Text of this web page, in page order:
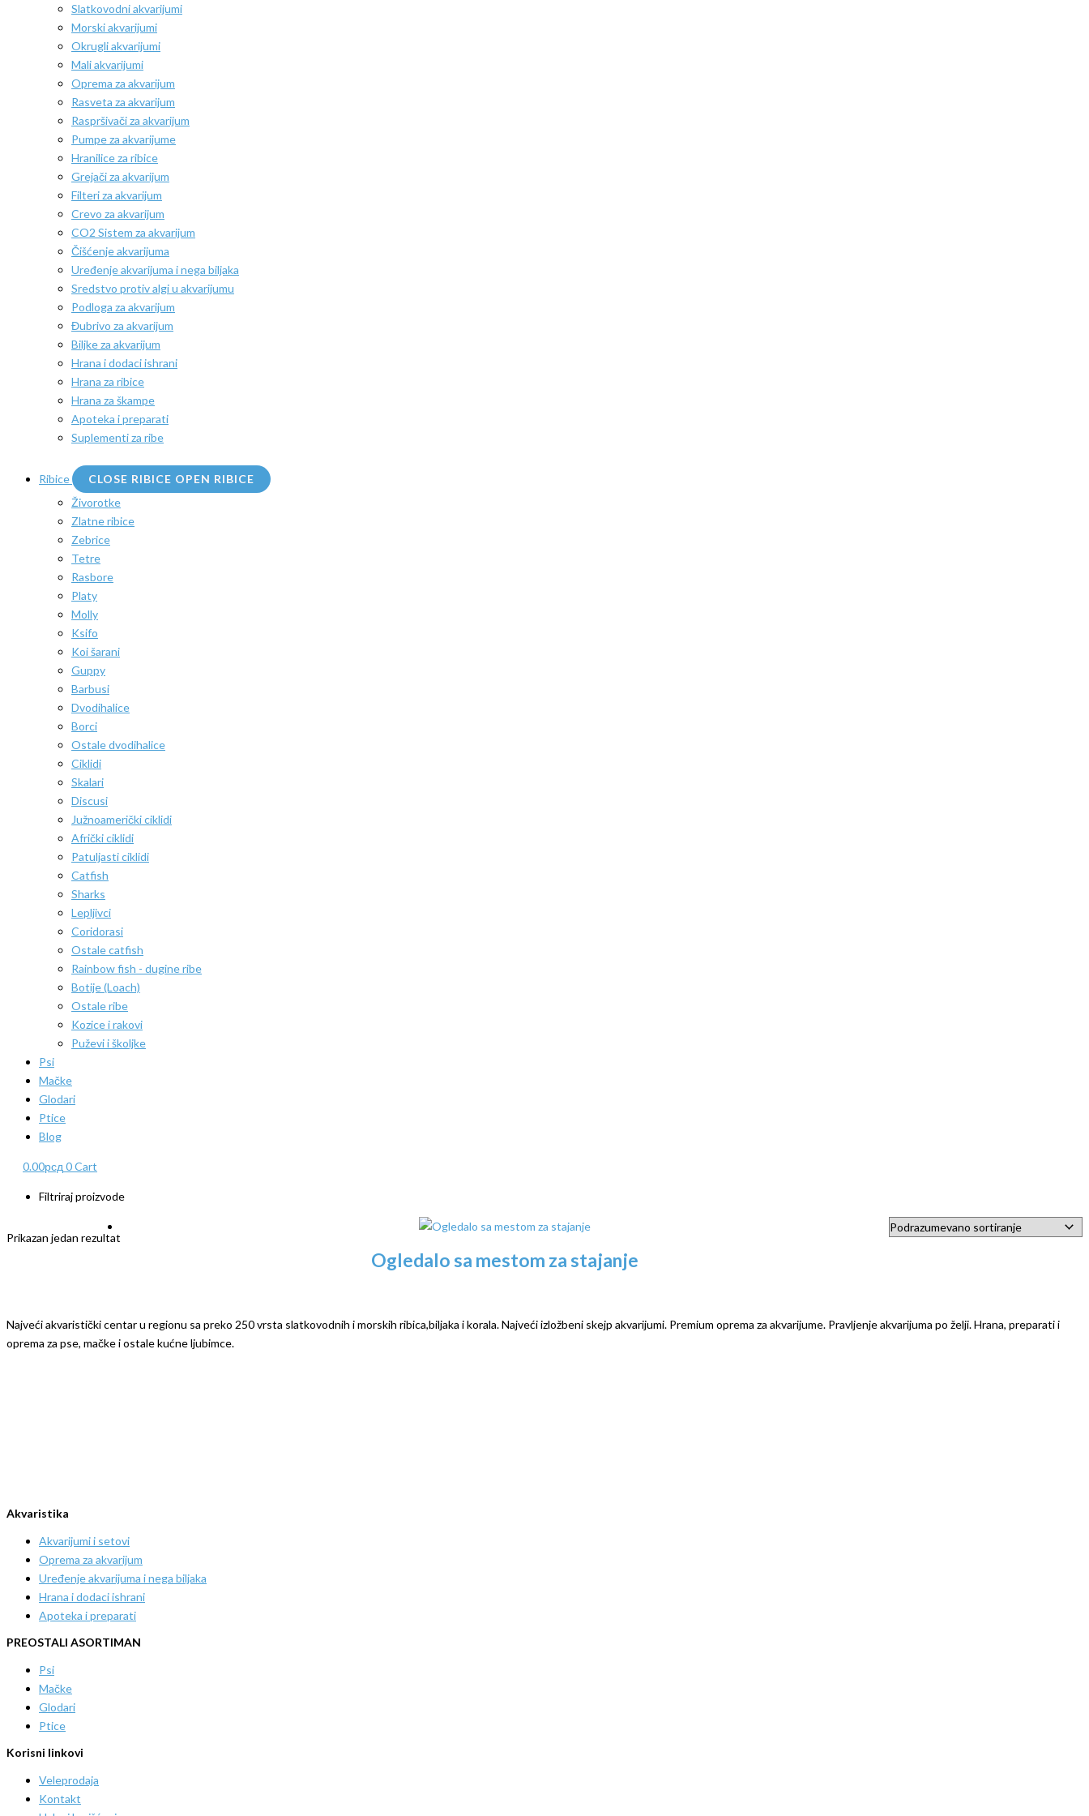
Slatkovodni akvarijumi
Morski akvarijumi
Okrugli akvarijumi
Mali akvarijumi
Oprema za akvarijum
Rasveta za akvarijum
Raspršivači za akvarijum
Pumpe za akvarijume
Hranilice za ribice
Grejači za akvarijum
Filteri za akvarijum
Crevo za akvarijum
CO2 Sistem za akvarijum
Čišćenje akvarijuma
Uređenje akvarijuma i nega biljaka
Sredstvo protiv algi u akvarijumu
Podloga za akvarijum
Đubrivo za akvarijum
Biljke za akvarijum
Hrana i dodaci ishrani
Hrana za ribice
Hrana za škampe
Apoteka i preparati
Suplementi za ribe
Ribice CLOSE RIBICE OPEN RIBICE
Živorotke
Zlatne ribice
Zebrice
Tetre
Rasbore
Platy
Molly
Ksifo
Koi šarani
Guppy
Barbusi
Dvodihalice
Borci
Ostale dvodihalice
Ciklidi
Skalari
Discusi
Južnoamerički ciklidi
Afrički ciklidi
Patuljasti ciklidi
Catfish
Sharks
Lepljivci
Coridorasi
Ostale catfish
Rainbow fish - dugine ribe
Botije (Loach)
Ostale ribe
Kozice i rakovi
Puževi i školjke
Psi
Mačke
Glodari
Ptice
Blog
0.00рсд 0Cart
Filtriraj proizvode
Prikazan jedan rezultat
Ogledalo sa mestom za stajanje
Najveći akvaristički centar u regionu sa preko 250 vrsta slatkovodnih i morskih ribica,biljaka i korala. Najveći izložbeni skejp akvarijumi. Premium oprema za akvarijume. Pravljenje akvarijuma po želji. Hrana, preparati i
oprema za pse, mačke i ostale kućne ljubimce.
Akvaristika
Akvarijumi i setovi
Oprema za akvarijum
Uređenje akvarijuma i nega biljaka
Hrana i dodaci ishrani
Apoteka i preparati
PREOSTALI ASORTIMAN
Psi
Mačke
Glodari
Ptice
Korisni linkovi
Veleprodaja
Kontakt